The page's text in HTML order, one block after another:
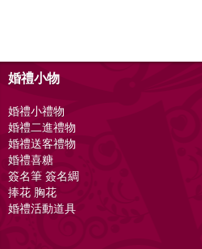
婚禮小物
婚禮小禮物
婚禮二進禮物
婚禮送客禮物
婚禮喜糖
簽名筆 簽名綢
捧花 胸花
婚禮活動道具